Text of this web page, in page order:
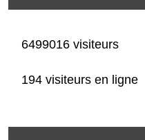
6499016 visiteurs
194 visiteurs en ligne